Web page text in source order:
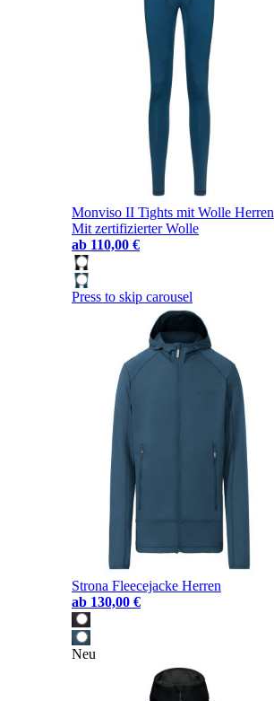
Monviso II Tights mit Wolle Herren
Mit zertifizierter Wolle
ab 110,00 €
Press to skip carousel
Strona Fleecejacke Herren
ab 130,00 €
Neu